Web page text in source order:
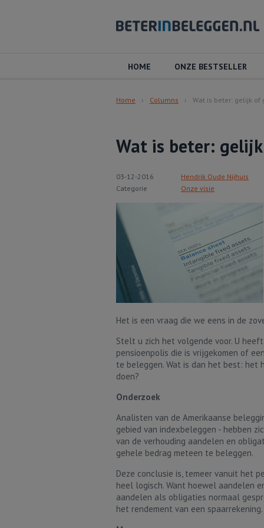
HOME ONZE BESTSELLER
Home Columns Wat is beter: gelijk of
Wat is beter:
03-12-2016
Hendrik Oude Nijhuis
Categorie
Onze visie
Het is een vraag die we eens in de
Stelt u zich het volgende voor. U
pensioenpolis die is vrijgekomen of
te beleggen. Wat is dan het best:
doen?
Onderzoek
Analisten van de Amerikaanse
gebied van indexbeleggen - hebben
van de verhouding aandelen en
gehele bedrag meteen te beleggen.
Deze conclusie is, temeer vanuit het
heel logisch. Want hoewel aandelen
aandelen als obligaties normaal
het rendement van een spaarrekening.